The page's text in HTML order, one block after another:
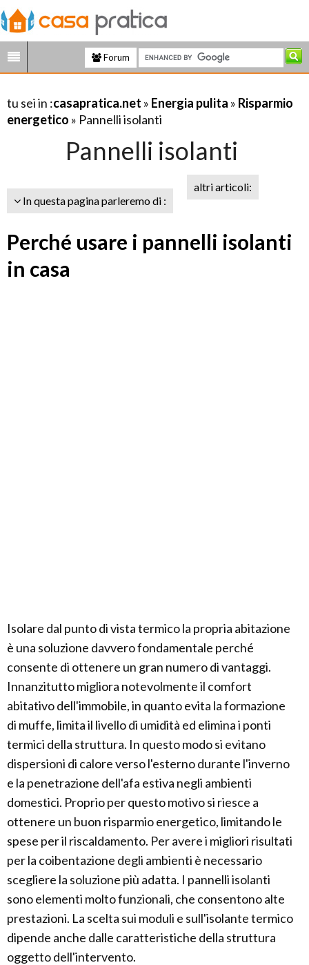
Forum
tu sei in :casapratica.net » Energia pulita » Risparmio
energetico » Pannelli isolanti
Pannelli isolanti
In questa pagina parleremo di :
altri articoli:
Perché usare i pannelli isolanti
in casa
Isolare dal punto di vista termico la propria abitazione
è una soluzione davvero fondamentale perché
consente di ottenere un gran numero di vantaggi.
Innanzitutto migliora notevolmente il comfort
abitativo dell'immobile, in quanto evita la formazione
di muffe, limita il livello di umidità ed elimina i ponti
termici della struttura. In questo modo si evitano
dispersioni di calore verso l'esterno durante l'inverno
e la penetrazione dell'afa estiva negli ambienti
domestici. Proprio per questo motivo si riesce a
ottenere un buon risparmio energetico, limitando le
spese per il riscaldamento. Per avere i migliori risultati
per la coibentazione degli ambienti è necessario
scegliere la soluzione più adatta. I pannelli isolanti
sono elementi molto funzionali, che consentono alte
prestazioni. La scelta sui moduli e sull'isolante termico
dipende anche dalle caratteristiche della struttura
oggetto dell'intervento.